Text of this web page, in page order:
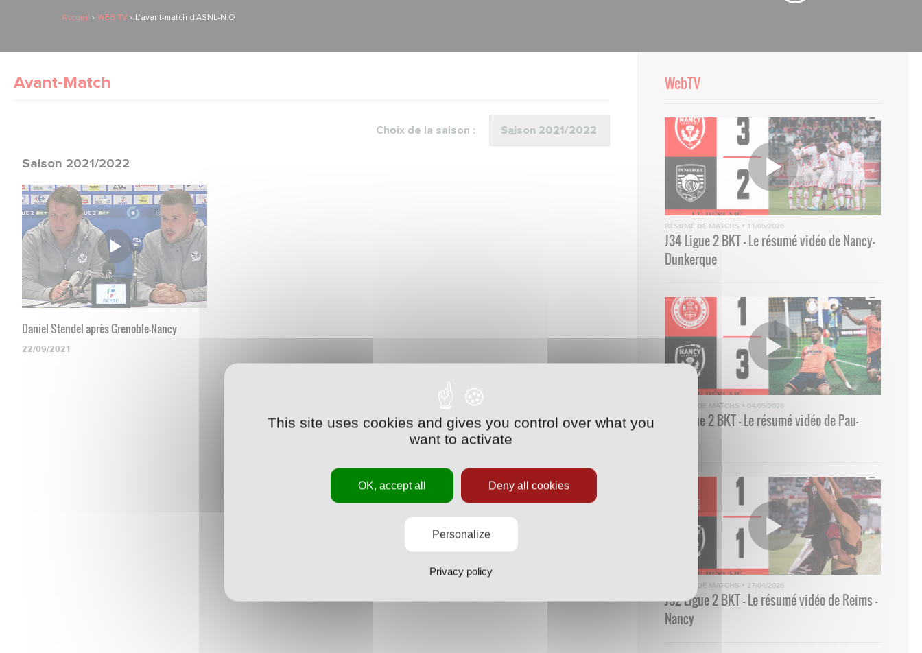
Accueil WEB TV L'avant-match d'ASNL-N.O
Avant-Match
Choix de la saison :
Saison 2021/2022
Daniel Stendel après Grenoble-Nancy
22/09/2021
WebTV
RÉSUMÉ DE MATCHS • 11/05/2026
J34 Ligue 2 BKT - Le résumé vidéo de Nancy-
Dunkerque
RÉSUMÉ DE MATCHS • 04/05/2026
33 Ligue 2 BKT - Le résumé vidéo de Pau-
RÉSUMÉ DE MATCHS • 27/04/2026
J32 Ligue 2 BKT - Le résumé vidéo de Reims -
Nancy
This site uses cookies and gives you control over what you
want to activate
OK, accept all Deny all cookies
Personalize
Privacy policy